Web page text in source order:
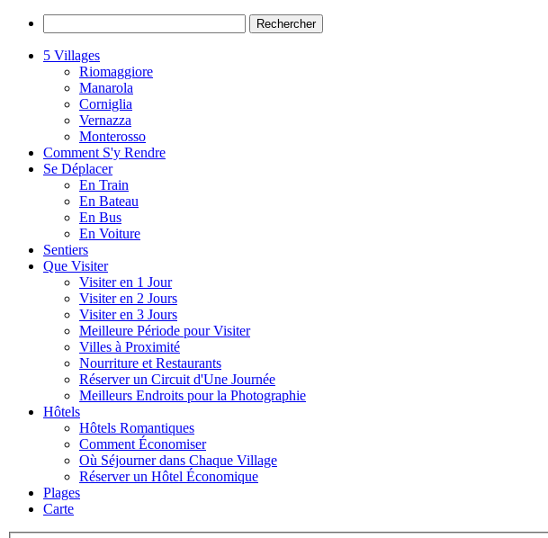
5 Villages
Riomaggiore
Manarola
Corniglia
Vernazza
Monterosso
Comment S'y Rendre
Se Déplacer
En Train
En Bateau
En Bus
En Voiture
Sentiers
Que Visiter
Visiter en 1 Jour
Visiter en 2 Jours
Visiter en 3 Jours
Meilleure Période pour Visiter
Villes à Proximité
Nourriture et Restaurants
Réserver un Circuit d'Une Journée
Meilleurs Endroits pour la Photographie
Hôtels
Hôtels Romantiques
Comment Économiser
Où Séjourner dans Chaque Village
Réserver un Hôtel Économique
Plages
Carte